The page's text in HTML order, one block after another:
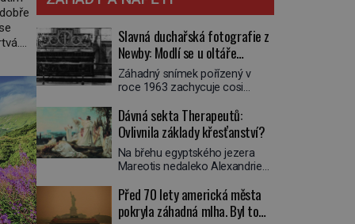
Slavná duchařská fotografie z
Newby: Modlí se u oltáře
přízračný mnich?
Záhadný snímek pořízený v
roce 1963 zachycuje cosi
poloprůhledná postava stojící u
oltáře je duch mnicha ze 16.
století s bílým závojem přes
obličej, který pravděpodobně
zakrývá lepru nebo jiné
považují vše za podvod. Jak
vlastně vznikla jedna z
Dávná sekta Therapeutů:
Ovlivnila základy křesťanství?
Na břehu egyptského jezera
Mareotis nedaleko Alexandrie
uzavřená komunita mužů a žen.
Každý obývá vlastní celu, kde se
věnuje modlitbě, meditaci a
Před 70 lety americká města
pokryla záhadná mlha. Byl to